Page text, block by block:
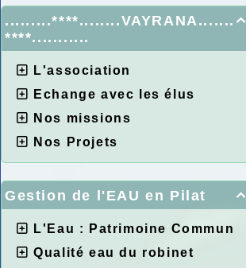

.........****........VAYRANA.......
****...........
L'association
Echange avec les élus
Nos missions
Nos Projets

Gestion de l'EAU en Pilat
L'Eau : Patrimoine Commun
Qualité eau du robinet